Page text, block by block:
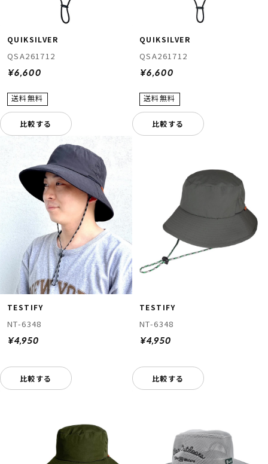
QUIKSILVER
QSA261712
¥6,600
比較する
QUIKSILVER
QSA261712
¥6,600
比較する
TESTIFY
NT-6348
¥4,950
比較する
TESTIFY
NT-6348
¥4,950
比較する